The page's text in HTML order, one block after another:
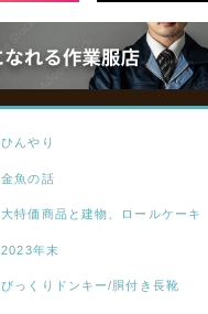
ひんやり
金魚の話
大特価商品と建物、ロールケーキ
2023年末
びっくりドンキー/胴付き長靴